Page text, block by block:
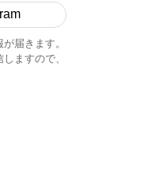
届きます。
ますので、